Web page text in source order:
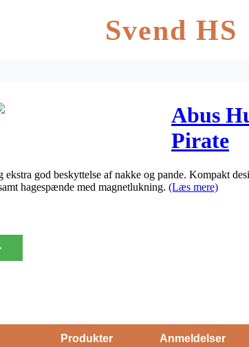
Svend HS
Abus
Pirate
ekstra god beskyttelse af nakke og pande. Kompakt
hagespænde med magnetlukning. (Læs mere)
Produkter Anmeldelser